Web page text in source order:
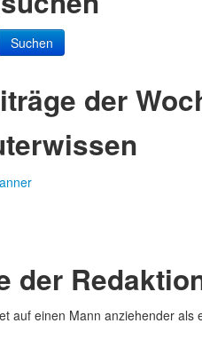
Suchen
der
der
auf einen Mann anziehender als